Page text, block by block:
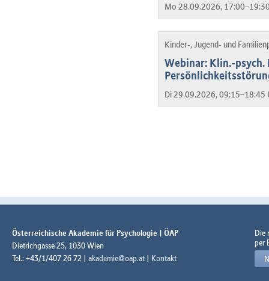
Mo 28.09.2026,
Kinder-, Jugend- und
Webinar: Klin.-psych.
Di 29.09.2026, 09:15–18:45
Österreichische Akademie für Psychologie | ÖAP
Dietrichgasse 25, 1030 Wien
Tel.: +43/1/407 26 72 | akademie@oap.at | Kontakt
Die
per